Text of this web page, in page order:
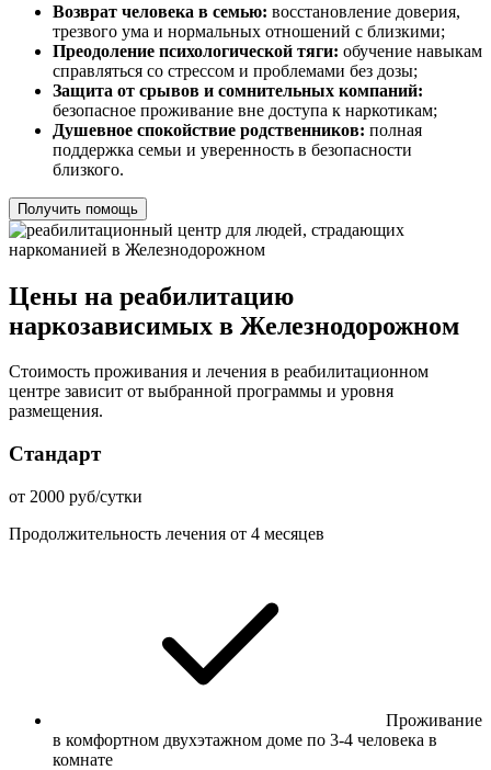
Возврат человека в семью: восстановление доверия,
трезвого ума и нормальных отношений с близкими;
Преодоление психологической тяги: обучение навыкам
справляться со стрессом и проблемами без дозы;
Защита от срывов и сомнительных компаний:
безопасное проживание вне доступа к наркотикам;
Душевное спокойствие родственников: полная
поддержка семьи и уверенность в безопасности
близкого.
Получить помощь
Цены на реабилитацию
наркозависимых в Железнодорожном
Стоимость проживания и лечения в реабилитационном
центре зависит от выбранной программы и уровня
размещения.
Стандарт
от 2000 руб/сутки
Продолжительность лечения от 4 месяцев
Проживание
в комфортном двухэтажном доме по 3-4 человека в
комнате